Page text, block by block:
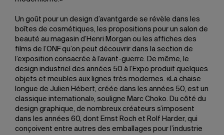
Un goût pour un design d’avantgarde se révèle dans les
boîtes de cosmétiques, les propositions pour un salon de
beauté au magasin d’Henri Morgan ou les affiches des
films de l’ONF qu’on peut découvrir dans la section de
l’exposition consacrée à l’avant-guerre. De même, le
design industriel des années 50 à l’Expo produit quelques
objets et meubles aux lignes très modernes. «La chaise
longue de Julien Hébert, créée dans les années 50, est un
classique international», souligne Marc Choko. Du côté du
design graphique, de nombreux créateurs s’imposent
dans les années 60, dont Ernst Roch et Rolf Harder, qui
conçoivent entre autres des emballages pour l’industrie